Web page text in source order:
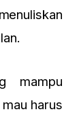
mampu
harus